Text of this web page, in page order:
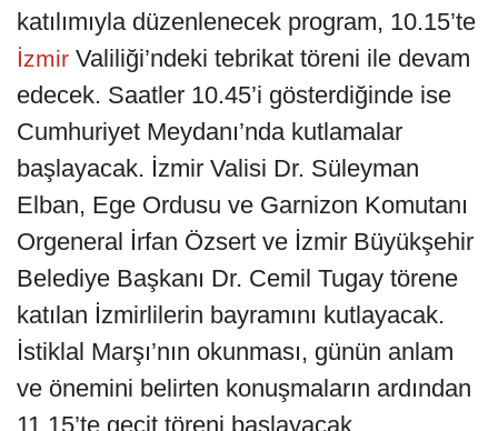
katılımıyla düzenlenecek program, 10.15’te
İzmir Valiliği’ndeki tebrikat töreni ile devam
edecek. Saatler 10.45’i gösterdiğinde ise
Cumhuriyet Meydanı’nda kutlamalar
başlayacak. İzmir Valisi Dr. Süleyman
Elban, Ege Ordusu ve Garnizon Komutanı
Orgeneral İrfan Özsert ve İzmir Büyükşehir
Belediye Başkanı Dr. Cemil Tugay törene
katılan İzmirlilerin bayramını kutlayacak.
İstiklal Marşı’nın okunması, günün anlam
ve önemini belirten konuşmaların ardından
11.15’te geçit töreni başlayacak.